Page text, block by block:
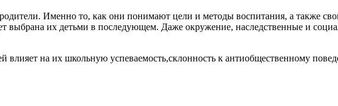
Именно то, как они понимают цели и методы воспитания, а также
выбрана их детьми в последующем. Даже окружение, наследственные и
влияет на их школьную успеваемость,склонность к антиобщественному